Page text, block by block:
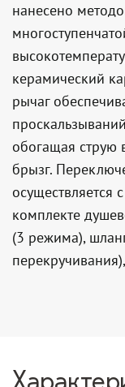
нанесено
керамический
рычаг
обогащая струю
брызг.
комплекте
(3 режима),